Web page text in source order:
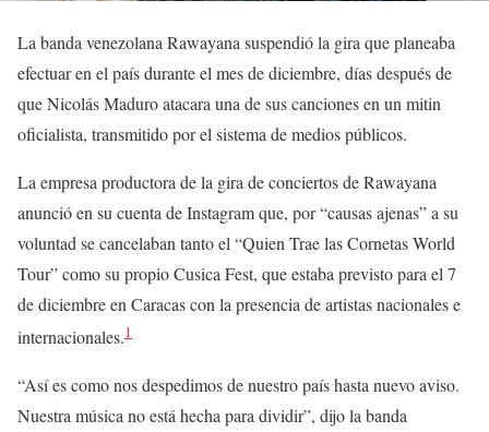
La banda venezolana Rawayana suspendió la gira que planeaba
efectuar en el país durante el mes de diciembre, días después de
que Nicolás Maduro atacara una de sus canciones en un mitin
oficialista, transmitido por el sistema de medios públicos.
La empresa productora de la gira de conciertos de Rawayana
anunció en su cuenta de Instagram que, por “causas ajenas” a su
voluntad se cancelaban tanto el “Quien Trae las Cornetas World
Tour” como su propio Cusica Fest, que estaba previsto para el 7
de diciembre en Caracas con la presencia de artistas nacionales e
internacionales.1
“Así es como nos despedimos de nuestro país hasta nuevo aviso.
Nuestra música no está hecha para dividir”, dijo la banda